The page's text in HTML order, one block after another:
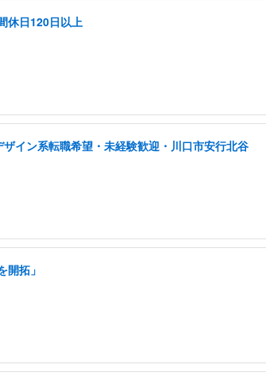
休日120日以上
イン系転職希望・未経験歓迎・川口市安行北谷
拓」